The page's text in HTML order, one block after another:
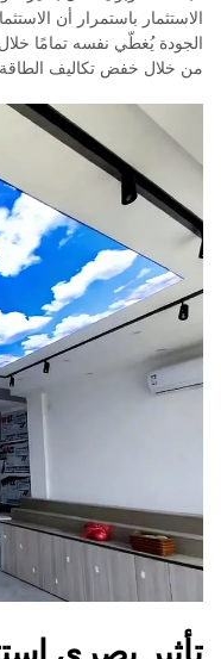
الاستثمار باستمرار أن
من خلال خفض تكاليف الطاقة